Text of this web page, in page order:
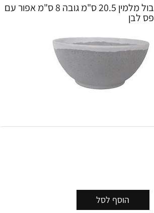
בול מלמין 20.5 ס"מ גובה 8 ס"מ אפור עם
פס לבן
הוסף לסל